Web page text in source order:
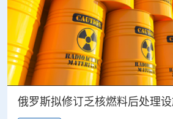
俄罗斯拟修订乏核燃料后处理